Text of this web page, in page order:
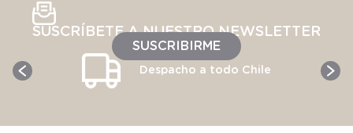
SUSCRÍBETE A NUESTRO NEWSLETTER
SUSCRIBIRME
Despacho a todo Chile